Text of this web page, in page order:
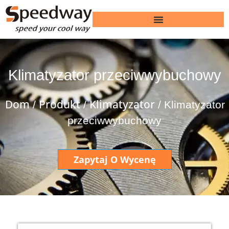
Klimatyzator przeciwwybuchowy
Dom/Produkt/Klimatyzator / Klimatyzator
przeciwwybuchowy
Zapytaj O Wycenę